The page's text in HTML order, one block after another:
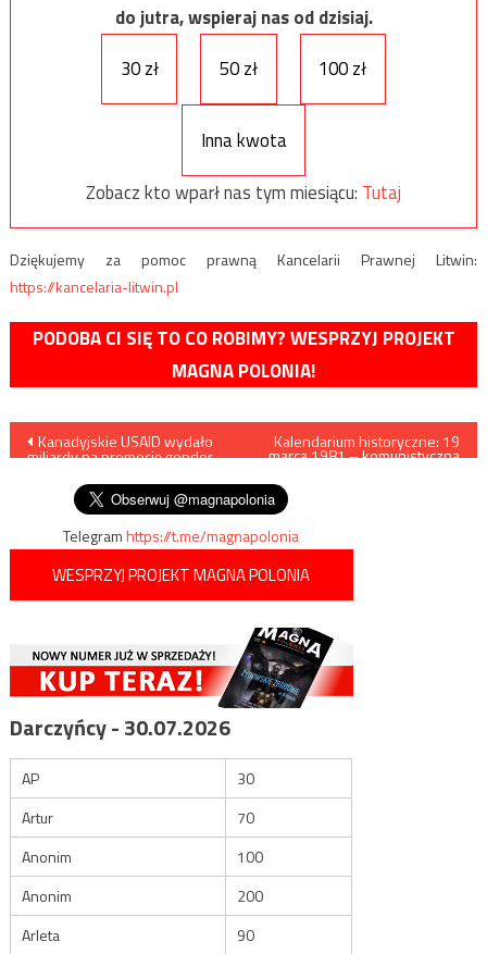
do jutra, wspieraj nas od dzisiaj.
30 zł
50 zł 100 zł
Inna kwota
Zobacz kto wparł nas tym miesiącu: Tutaj
Dziękujemy za pomoc prawną Kancelarii Prawnej Litwin:
https://kancelaria-litwin.pl
PODOBA CI SIĘ TO CO ROBIMY? WESPRZYJ PROJEKT
MAGNA POLONIA!
Nawigacja
wpisu
Kanadyjskie USAID wydało
miliardy na promocję gender.
Kalendarium historyczne: 19
marca 1981 – komunistyczna
Telegramhttps://t.me/magnapolonia
WESPRZYJ PROJEKT MAGNA POLONIA
Darczyńcy - 30.07.2026
AP
30
Artur
70
Anonim
100
Anonim
200
Arleta
90